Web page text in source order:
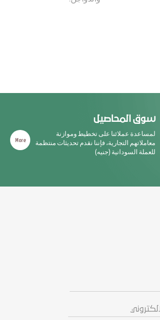
سوق المحاصيل
لمساعدة عملائنا على تخطيط وموازنة
معاملاتهم التجارية، فإننا نقدم تحديثات منتظمة
للعملة السودانية (جنيه)
More